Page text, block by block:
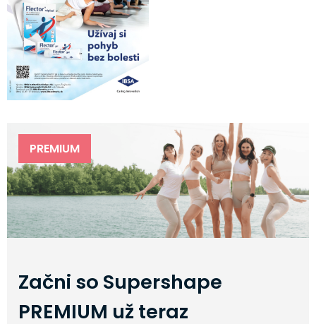
PREMIUM
Začni so Supershape
PREMIUM už teraz